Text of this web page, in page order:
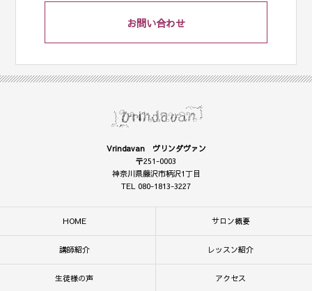
お問い合わせ
Vrindavan ヴリンダヴァン
〒251-0003
神奈川県藤沢市柄沢1丁目
TEL 080-1813-3227
HOME サロン概要
講師紹介 レッスン紹介
生徒様の声 アクセス